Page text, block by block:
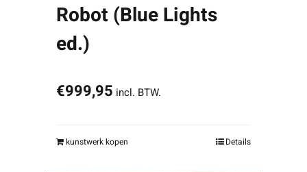
Robot (Blue Lights
ed.)
€999,95 incl. BTW.
kunstwerk kopen Details